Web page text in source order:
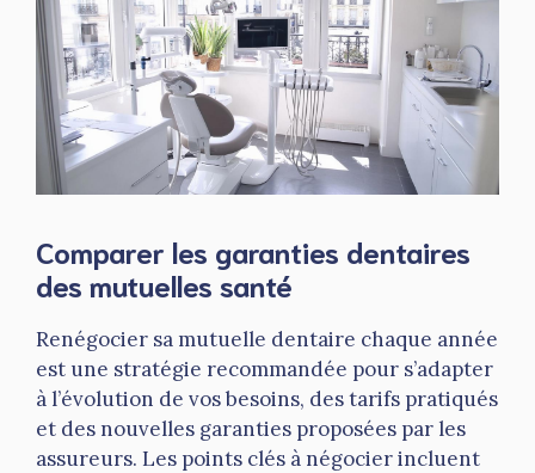
Comparer les garanties dentaires
des mutuelles santé
Renégocier sa mutuelle dentaire chaque année
est une stratégie recommandée pour s’adapter
à l’évolution de vos besoins, des tarifs pratiqués
et des nouvelles garanties proposées par les
assureurs. Les points clés à négocier incluent